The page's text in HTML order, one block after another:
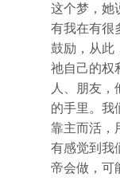
这个梦，她
有我在有很
鼓励，从此
祂自己的权
人、朋友，
的手里。我
靠主而活，
有感觉到我
帝会做，可